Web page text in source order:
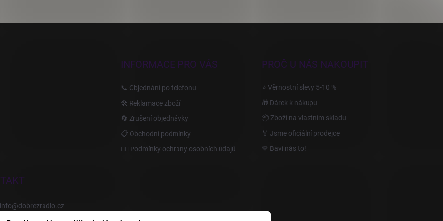
INFORMACE PRO VÁS
📞 Objednání po telefonu
🛠️ Reklamace zboží
🔄 Zrušení objednávky
📋 Obchodní podmínky
🙆‍♂️ Podmínky ochrany osobních údajů
PROČ U NÁS NAKOUPIT
⭐ Věrnostní slevy 5-10 %
🎁 Dárek k nákupu
📦 Zboží na vlastním skladu
🏅 Jsme oficiální prodejce
💛 Baví nás to!
info@dobrezradlo.cz